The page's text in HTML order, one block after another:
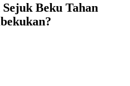
Beku Tahan